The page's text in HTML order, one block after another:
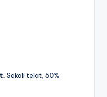
Sekali telat, 50%